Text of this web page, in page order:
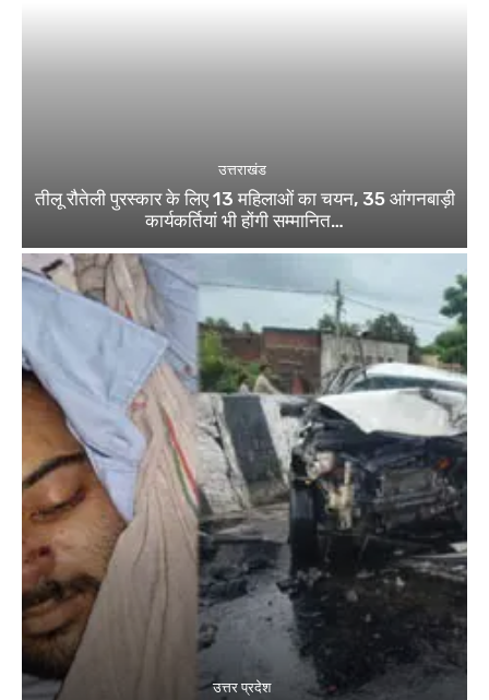
उत्तराखंड
तीलू रौतेली पुरस्कार के लिए 13 महिलाओं का चयन, 35 आंगनबाड़ी
कार्यकर्तियां भी होंगी सम्मानित…
उत्तर प्रदेश